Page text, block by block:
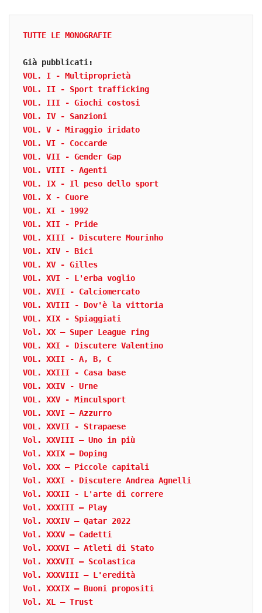
TUTTE LE MONOGRAFIE
Già pubblicati:
VOL. I - Multiproprietà
VOL. II - Sport trafficking
VOL. III - Giochi costosi
VOL. IV - Sanzioni
VOL. V - Miraggio iridato
VOL. VI - Coccarde
VOL. VII - Gender Gap
VOL. VIII - Agenti
VOL. IX - Il peso dello sport
VOL. X - Cuore
VOL. XI - 1992
VOL. XII - Pride
VOL. XIII - Discutere Mourinho
VOL. XIV - Bici
VOL. XV - Gilles
VOL. XVI - L'erba voglio
VOL. XVII - Calciomercato
VOL. XVIII - Dov'è la vittoria
VOL. XIX - Spiaggiati
Vol. XX – Super League ring
VOL. XXI - Discutere Valentino
VOL. XXII - A, B, C
VOL. XXIII - Casa base
VOL. XXIV - Urne
VOL. XXV - Minculsport
VOL. XXVI – Azzurro
VOL. XXVII - Strapaese
Vol. XXVIII – Uno in più
Vol. XXIX – Doping
Vol. XXX – Piccole capitali
Vol. XXXI - Discutere Andrea Agnelli
Vol. XXXII - L'arte di correre
Vol. XXXIII – Play
Vol. XXXIV – Qatar 2022
Vol. XXXV – Cadetti
Vol. XXXVI – Atleti di Stato
Vol. XXXVII – Scolastica
Vol. XXXVIII – L'eredità
Vol. XXXIX – Buoni propositi
Vol. XL – Trust